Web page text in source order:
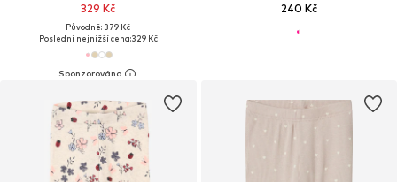
329 Kč
Původně: 379 Kč
Poslední nejnižší cena:329 Kč
240 Kč